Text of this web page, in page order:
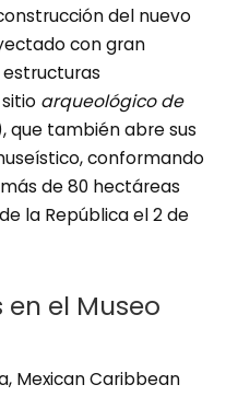
del nuevo
con gran
arqueológico de
que también abre sus
conformando
de 80 hectáreas
la República el 2 de
el Museo